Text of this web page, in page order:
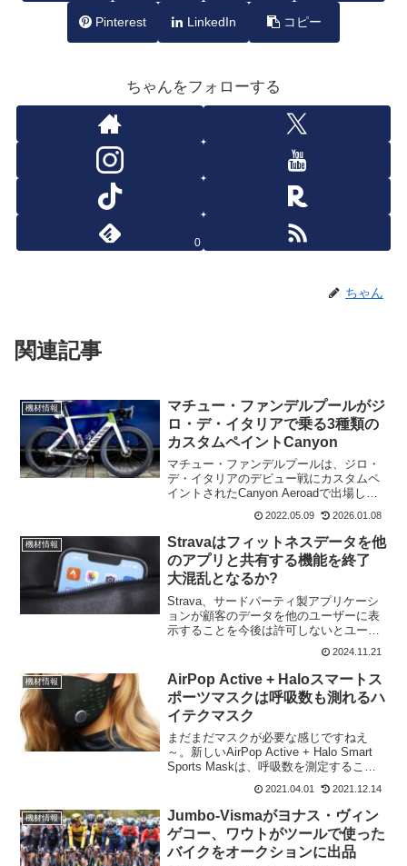
Pinterest LinkedIn コピー
ちゃんをフォローする
0
ちゃん
関連記事
機材情報
マチュー・ファンデルプールがジ
ロ・デ・イタリアで乗る3種類の
カスタムペイントCanyon
マチュー・ファンデルプールは、ジロ・
デ・イタリアのデビュー戦にカスタムペ
イントされたCanyon Aeroadで出場し
た。白を基調としたフレームに、ピンク
や緑などカラフルな色使いが施され、通
常のAlpecin-Fenixのバイクとは一線を
画...
2022.05.09 2026.01.08
機材情報
Stravaはフィットネスデータを他
のアプリと共有する機能を終了
大混乱となるか?
Strava、サードパーティ製アプリケーシ
ョンが顧客のデータを他のユーザーに表
示することを今後は許可しないとユーザ
ーに通知するメッセージを送った。これ
らの変更はすべて、Strava API (アプリケ
ーション プログラミング インターフェ
イ...
2024.11.21
機材情報
AirPop Active + Haloスマートス
ポーツマスクは呼吸数も測れるハ
イテクマスク
まだまだマスクが必要な感じですねえ
～。新しいAirPop Active + Halo Smart
Sports Maskは、呼吸数を測定すること
たセンサーが呼吸を追跡し、フィルター
が息を吸ったり吐いたりす...
2021.04.01 2021.12.14
機材情報
Jumbo-Vismaがヨナス・ヴィン
ゲコー、ワウトがツールで使った
バイクをオークションに出品